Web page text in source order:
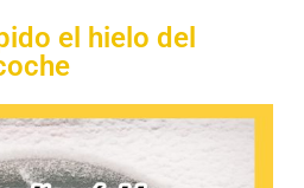
el hielo del